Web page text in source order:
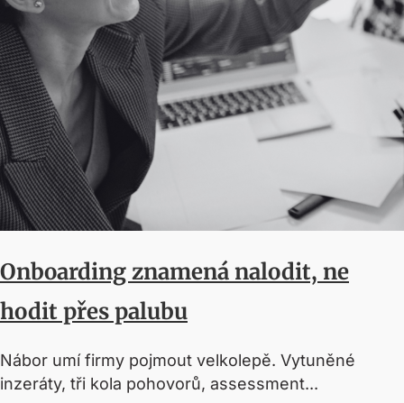
Onboarding znamená nalodit, ne
hodit přes palubu
Nábor umí firmy pojmout velkolepě. Vytuněné
inzeráty, tři kola pohovorů, assessment...